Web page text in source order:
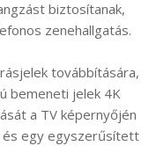
biztosítanak,
zenehallgatás.
továbbítására,
bemeneti jelek 4K
a TV képernyőjén
és egy egyszerűsített